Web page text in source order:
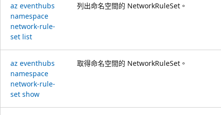
az eventhubs
namespace
network-rule-
set list
列出命名空間的 NetworkRuleSet。
az eventhubs
namespace
network-rule-
set show
取得命名空間的 NetworkRuleSet。